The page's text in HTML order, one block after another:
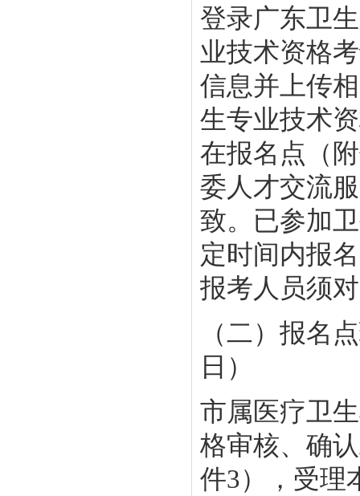
登录广东卫
业技术资格
信息并上传
生专业技术
在报名点（
委人才交流
致。已参加
定时间内报
报考人员须
（二）报名
日）
市属医疗卫
格审核、确
件3），受理